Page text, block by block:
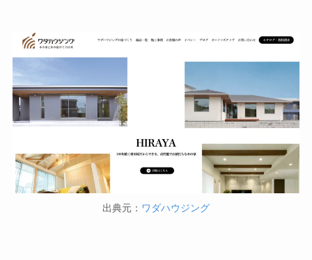
出典元： ワダハウジング